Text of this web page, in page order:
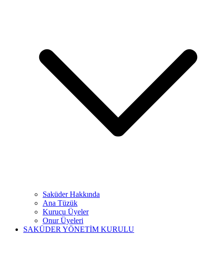
Saküder Hakkında
Ana Tüzük
Kurucu Üyeler
Onur Üyeleri
SAKÜDER YÖNETİM KURULU